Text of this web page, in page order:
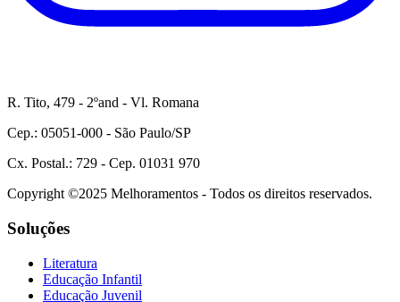
R. Tito, 479 - 2ºand - Vl. Romana
Cep.: 05051-000 - São Paulo/SP
Cx. Postal.: 729 - Cep. 01031 970
Copyright ©2025 Melhoramentos - Todos os direitos reservados.
Soluções
Literatura
Educação Infantil
Educação Juvenil